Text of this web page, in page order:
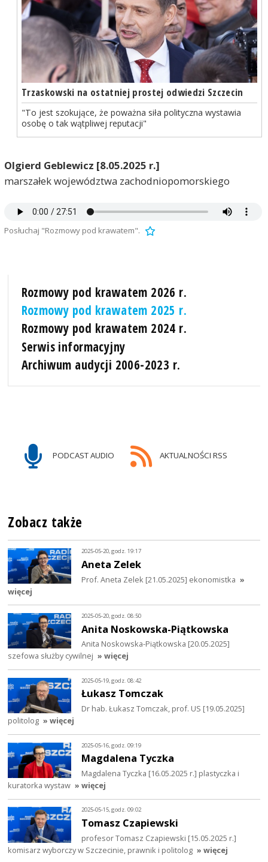
Trzaskowski na ostatniej prostej odwiedzi Szczecin
"To jest szokujące, że poważna siła polityczna wystawia
osobę o tak wątpliwej reputacji"
Olgierd Geblewicz [8.05.2025 r.]
marszałek województwa zachodniopomorskiego
Posłuchaj "Rozmowy pod krawatem".
Rozmowy pod krawatem 2026 r.
Rozmowy pod krawatem 2025 r.
Rozmowy pod krawatem 2024 r.
Serwis informacyjny
Archiwum audycji 2006-2023 r.
PODCAST AUDIO AKTUALNOŚCI RSS
Zobacz także
2025-05-20, godz. 19:17
Aneta Zelek
Prof. Aneta Zelek [21.05.2025] ekonomistka »
więcej
2025-05-20, godz. 08:50
Anita Noskowska-Piątkowska
Anita Noskowska-Piątkowska [20.05.2025]
szefowa służby cywilnej » więcej
2025-05-19, godz. 08:42
Łukasz Tomczak
Dr hab. Łukasz Tomczak, prof. US [19.05.2025]
politolog » więcej
2025-05-16, godz. 09:19
Magdalena Tyczka
Magdalena Tyczka [16.05.2025 r.] plastyczka i
kuratorka wystaw » więcej
2025-05-15, godz. 09:02
Tomasz Czapiewski
profesor Tomasz Czapiewski [15.05.2025 r.]
komisarz wyborczy w Szczecinie, prawnik i politolog » więcej